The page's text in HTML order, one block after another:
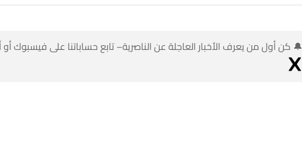
🔔 كن أول من يعرف الأخبار العاجلة عن الناصرية– تابع حساباتنا على فيسبوك